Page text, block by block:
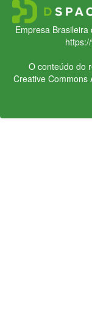
Empresa
O conteúdo do
Creative Commons